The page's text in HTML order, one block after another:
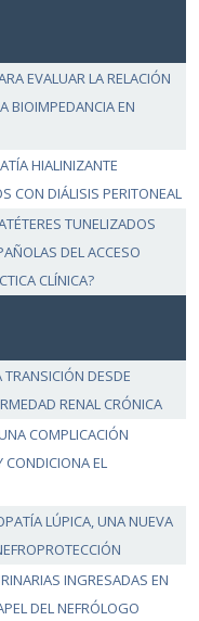
EVALUAR LA RELACIÓN
BIOIMPEDANCIA EN
HIALINIZANTE
CON DIÁLISIS PERITONEAL
TUNELIZADOS
DEL ACCESO
CLÍNICA?
TRANSICIÓN DESDE
RENAL CRÓNICA
COMPLICACIÓN
CONDICIONA EL
LÚPICA, UNA NUEVA
INGRESADAS EN
DEL NEFRÓLOGO